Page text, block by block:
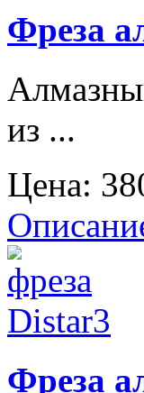
Фреза
из ...
Цена:
Фреза